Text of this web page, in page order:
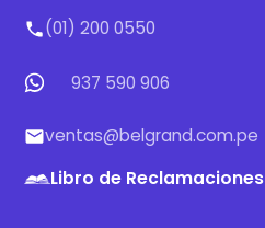
(01) 200 0550
937 590 906
ventas@belgrand.com.pe
Libro de Reclamaciones